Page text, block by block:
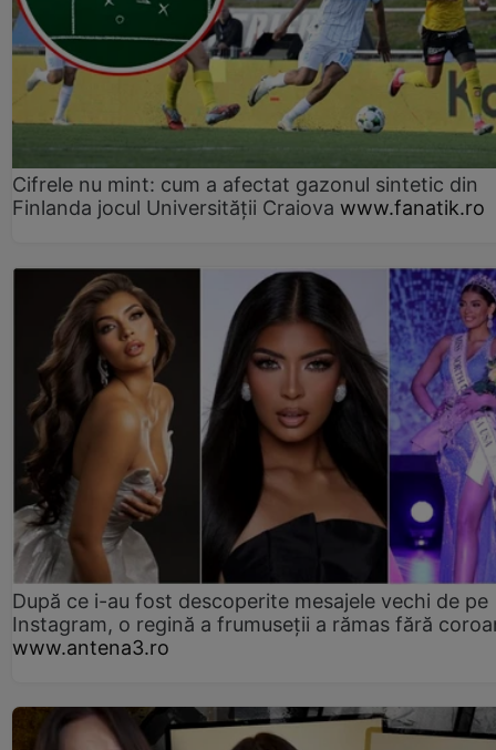
Cifrele nu mint: cum a afectat gazonul sintetic din
Finlanda jocul Universității Craiova www.fanatik.ro
După ce i-au fost descoperite mesajele vechi de pe
Instagram, o regină a frumuseții a rămas fără
www.antena3.ro